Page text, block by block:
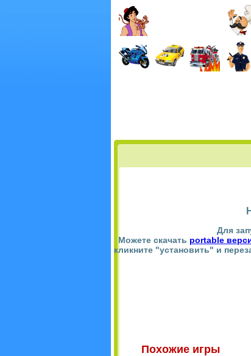
Для
Можете скачать portable
кликните "установить" и
Похожие игры